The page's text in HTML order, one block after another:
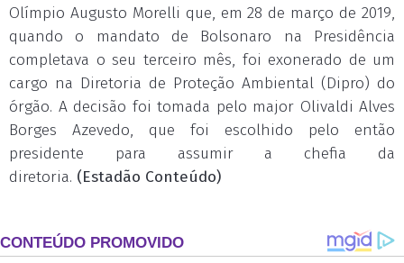
Olímpio Augusto Morelli que, em 28 de março de 2019,
quando o mandato de Bolsonaro na Presidência
completava o seu terceiro mês, foi exonerado de um
cargo na Diretoria de Proteção Ambiental (Dipro) do
órgão. A decisão foi tomada pelo major Olivaldi Alves
Borges Azevedo, que foi escolhido pelo então
presidente para assumir a chefia da
diretoria. (Estadão Conteúdo)